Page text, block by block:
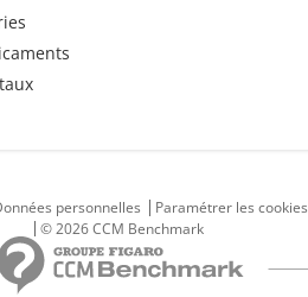
personnelles Paramétrer les cookies
© 2026 CCM Benchmark